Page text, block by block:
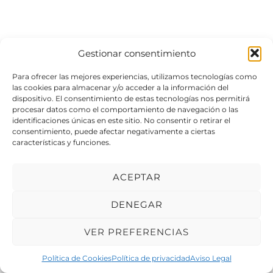
Gestionar consentimiento
Para ofrecer las mejores experiencias, utilizamos tecnologías como
las cookies para almacenar y/o acceder a la información del
dispositivo. El consentimiento de estas tecnologías nos permitirá
procesar datos como el comportamiento de navegación o las
identificaciones únicas en este sitio. No consentir o retirar el
consentimiento, puede afectar negativamente a ciertas
características y funciones.
ACEPTAR
DENEGAR
VER PREFERENCIAS
Política de CookiesPolítica de privacidadAviso Legal